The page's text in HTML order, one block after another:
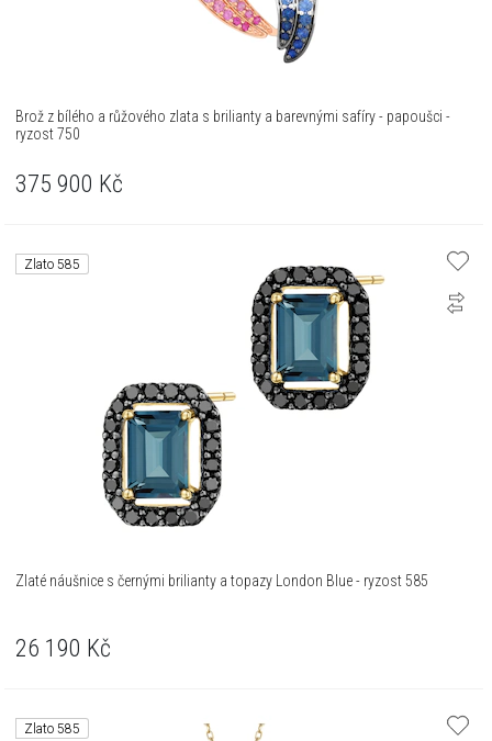
Brož z bílého a růžového zlata s brilianty a barevnými safíry - papoušci -
ryzost 750
375 900 Kč
Zlato 585
Zlaté náušnice s černými brilianty a topazy London Blue - ryzost 585
26 190 Kč
Zlato 585